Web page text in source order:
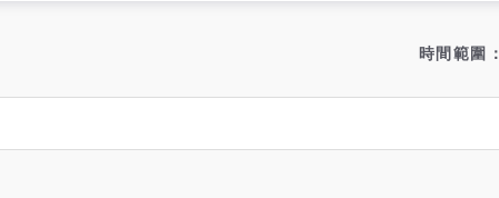
時間範圍：